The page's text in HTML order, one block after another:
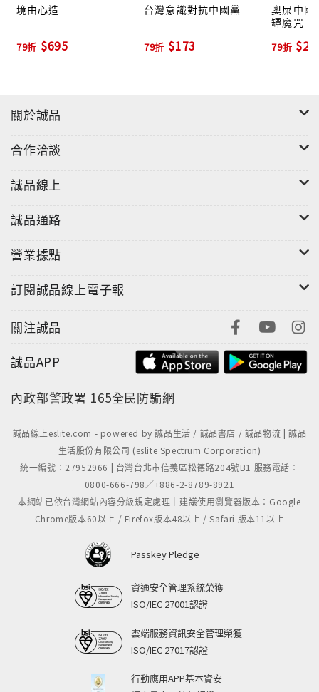
境由心造
79折 $695
台灣意識對抗中國黨
79折 $173
奧屎中國
罈魔咒
79折
關於誠品
合作洽談
誠品線上
誠品通路
營業據點
訂閱誠品線上電子報
關注誠品
誠品APP
內政部警政署 165全民防騙網
誠品線上eslite.com - powered by 誠品生活 / 誠品書店 / 誠品物流 | 誠品
生活股份有限公司 (eslite Spectrum Corporation)
統一編號：27952966 | 台灣台北市信義區松德路204號B1 服務電話：
0800-666-798／+886-2-8789-8921
本網站已依台灣網站內容分級規定處理｜建議使用瀏覽器版本：Google
Chrome版本60以上 / Firefox版本48以上 / Safari 版本11以上
Passkey Pledge
資通安全管理系統榮獲
ISO/IEC 27001認證
雲端服務資訊安全管理榮獲
ISO/IEC 27017認證
行動應用APP基本資安